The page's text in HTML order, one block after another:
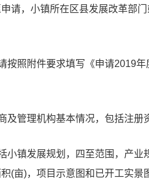
请，小镇所在区县发展改革部
按照附件要求填写《申请2019
及管理机构基本情况，包括注册
小镇发展规划，四至范围，产
(亩)，项目示意图和已开工实景